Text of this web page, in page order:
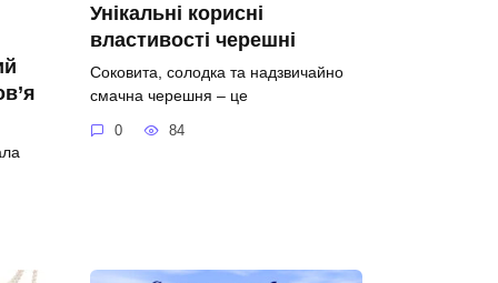
Унікальні корисні
властивості черешні
Соковита, солодка та надзвичайно
смачна черешня – це
0 84